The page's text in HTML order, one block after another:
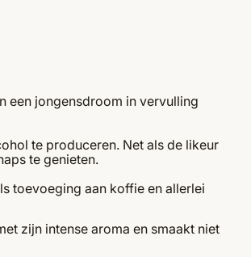
een jongensdroom in vervulling
te produceren. Net als de likeur
te genieten.
toevoeging aan koffie en allerlei
zijn intense aroma en smaakt niet